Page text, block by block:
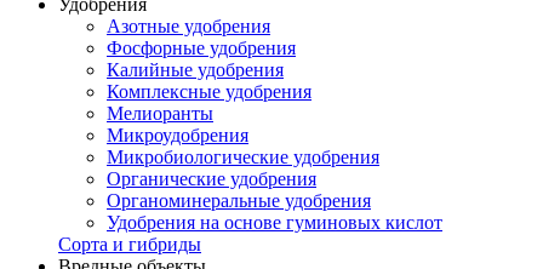
Удобрения
Азотные удобрения
Фосфорные удобрения
Калийные удобрения
Комплексные удобрения
Мелиоранты
Микроудобрения
Микробиологические удобрения
Органические удобрения
Органоминеральные удобрения
Удобрения на основе гуминовых кислот
Сорта и гибриды